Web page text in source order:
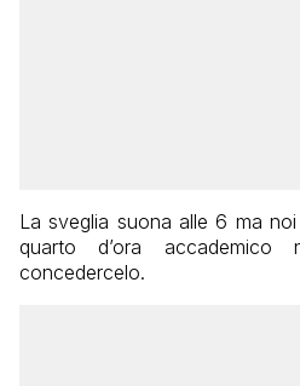
La sveglia suona alle 6 ma
quarto d’ora
concedercelo.